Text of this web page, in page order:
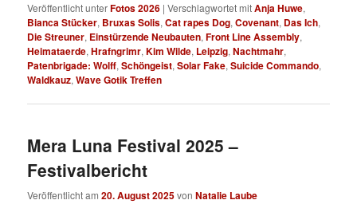
Veröffentlicht unterFotos 2026 |Verschlagwortet mitAnja Huwe,
Bianca Stücker, Bruxas Solis,Cat rapes Dog,Covenant, Das Ich,
Die Streuner, Einstürzende Neubauten,Front Line Assembly,
Heimataerde,Hrafngrimr,Kim Wilde, Leipzig,Nachtmahr,
Patenbrigade: Wolff,Schöngeist,Solar Fake,Suicide Commando,
Waldkauz,Wave Gotik Treffen
Mera Luna Festival 2025 –
Festivalbericht
Veröffentlicht am20. August 2025vonNatalie Laube